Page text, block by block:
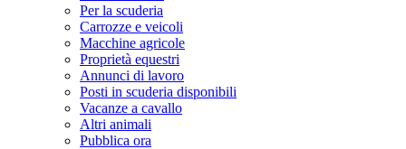
Per la scuderia
Carrozze e veicoli
Macchine agricole
Proprietà equestri
Annunci di lavoro
Posti in scuderia disponibili
Vacanze a cavallo
Altri animali
Pubblica ora